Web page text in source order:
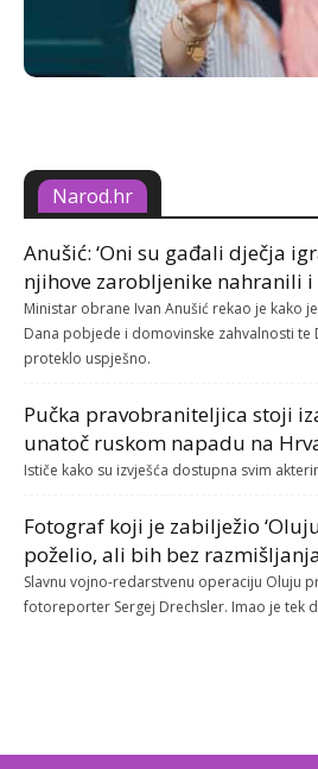
Narod.hr
Anušić: ‘Oni su gađali dječja
njihove zarobljenike nahranili i
Ministar obrane Ivan Anušić rekao je kako
Dana pobjede i domovinske zahvalnosti te
proteklo uspješno.
Pučka pravobraniteljica stoji
unatoč ruskom napadu na
Ističe kako su izvješća dostupna svim
Fotograf koji je zabilježio
poželio, ali bih bez
Slavnu vojno-redarstvenu operaciju Oluju
fotoreporter Sergej Drechsler. Imao je tek